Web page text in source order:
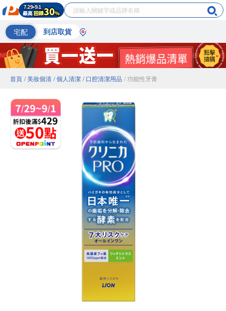
宅配 到店取貨
首頁 / 美妝個清 / 個人清潔 / 口腔清潔用品 / 功能性牙膏